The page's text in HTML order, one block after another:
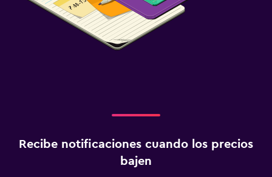
Recibe notificaciones cuando los precios
bajen